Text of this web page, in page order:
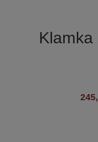
Klamka